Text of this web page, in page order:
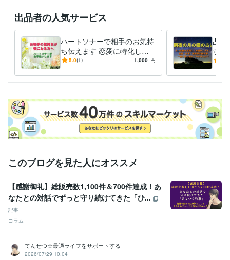
出品者の人気サービス
ハートソナーで相手のお気持
ち伝えます 恋愛に特化した
スプレッド。質問者様への印
5.0(1) 1,000 円
占い
す
する
このブログを見た人にオススメ
【感謝御礼】総販売数1,100件＆700件達成！あ
なたとの対話でずっと守り続けてきた「ひ...
記事
コラム
てんせつ☆最適ライフをサポートする
2026/07/29 10:04